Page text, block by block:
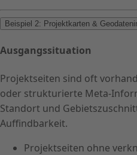
Beispiel 2: Projektkarten &
Ausgangssituation
Projektseiten sind oft
oder strukturierte Meta-
Standort und
Auffindbarkeit.
Projektseiten ohne